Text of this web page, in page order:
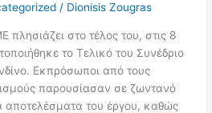
/ Dionisis Zougras
πλησιάζει στο τέλος του, στις 8
το Τελικό του Συνέδριο
Εκπρόσωποι από τους
παρουσίασαν σε ζωντανό
αποτελέσματα του έργου, καθώς